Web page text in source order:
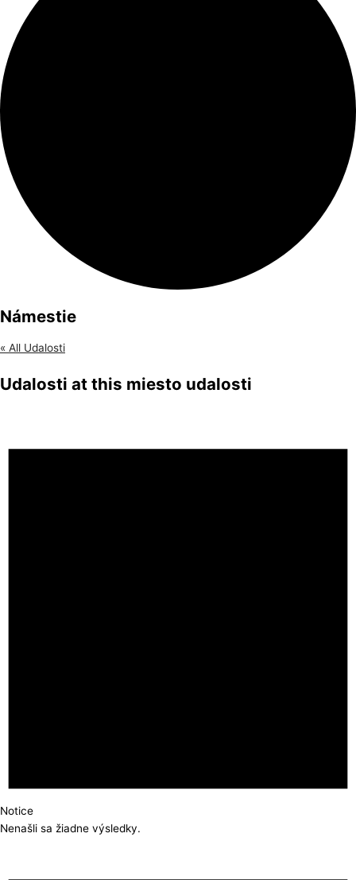
Námestie
« All Udalosti
Udalosti at this miesto udalosti
Notice
Nenašli sa žiadne výsledky.